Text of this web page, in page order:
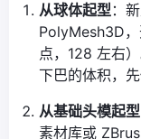
从球体起型：
PolyMesh3D
点，128 左右
下巴的体积，
从基础头模起型
素材库或